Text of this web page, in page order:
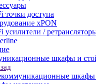
точки доступа
хPON
усилители /
шкафы и
шкафы